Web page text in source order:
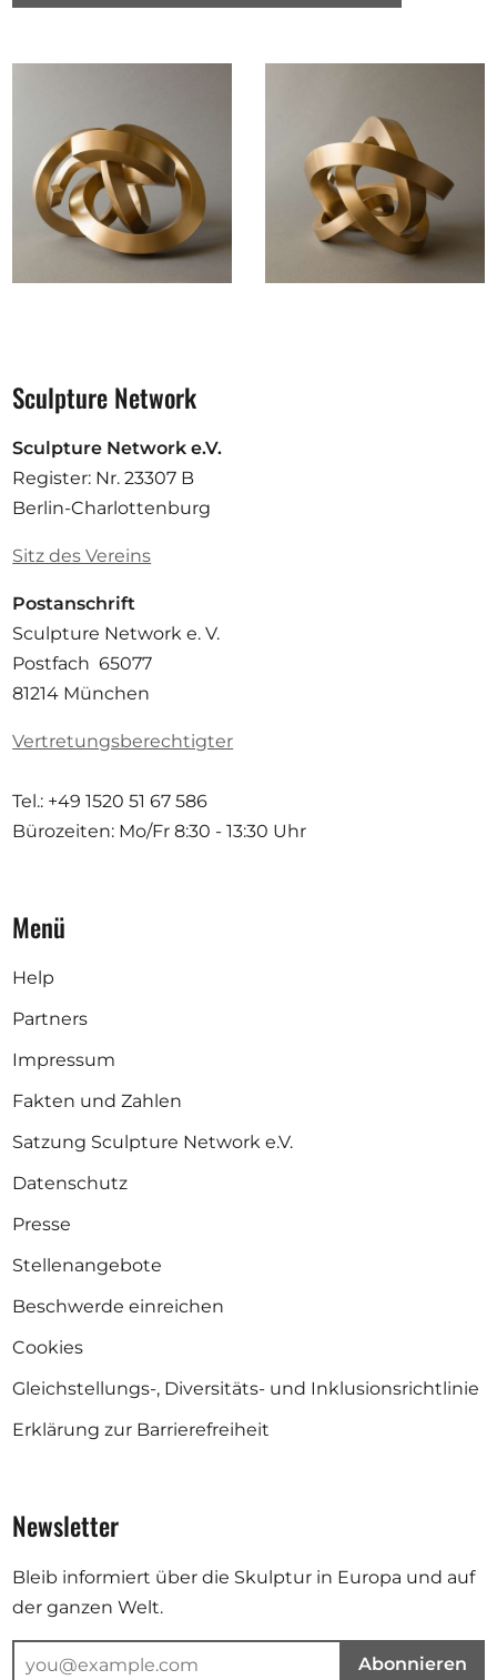
Sculpture Network
Sculpture Network e.V.
Register: Nr. 23307 B
Berlin-Charlottenburg
Sitz des Vereins
Postanschrift
Sculpture Network e. V.
Postfach 65077
81214 München
Vertretungsberechtigter
Tel.: +49 1520 51 67 586
Bürozeiten: Mo/Fr 8:30 - 13:30 Uhr
Menü
Help
Partners
Impressum
Fakten und Zahlen
Satzung Sculpture Network e.V.
Datenschutz
Presse
Stellenangebote
Beschwerde einreichen
Cookies
Gleichstellungs-, Diversitäts- und Inklusionsrichtlinie
Erklärung zur Barrierefreiheit
Newsletter
Bleib informiert über die Skulptur in Europa und auf
der ganzen Welt.
Abonnieren